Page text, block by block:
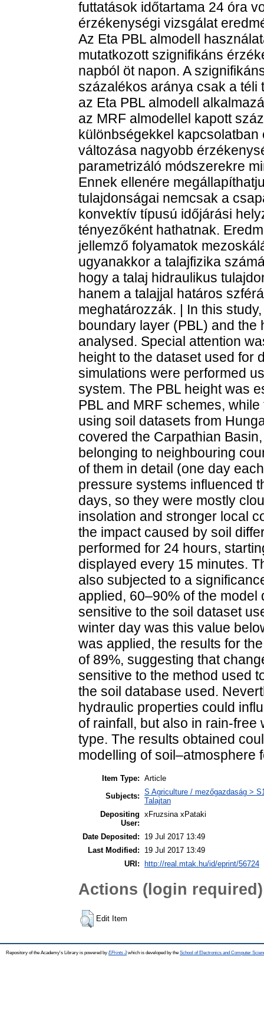
futtatások időtartama 24 óra
érzékenységi vizsgálat
Az Eta PBL almodell
mutatkozott szignifikáns
napból öt napon. A
százalékos aránya csak a téli
az Eta PBL almodell
az MRF almodellel kapott
különbségekkel
változása nagyobb
parametrizáló módszerekre
Ennek ellenére
tulajdonságai nemcsak a
konvektív típusú időjárási
tényezőként hathatnak.
jellemző folyamatok
ugyanakkor a talajfizika
hogy a talaj hidraulikus
hanem a talajjal határos
meghatározzák. | In this
boundary layer (PBL) and
analysed. Special attention
height to the dataset used for
simulations were performed
system. The PBL height was
PBL and MRF schemes,
using soil datasets from
covered the Carpathian
belonging to neighbouring
of them in detail (one day
pressure systems influenced
days, so they were mostly
insolation and stronger local
the impact caused by soil
performed for 24 hours,
displayed every 15 minutes.
also subjected to a
applied, 60–90% of the
sensitive to the soil dataset
winter day was this value
was applied, the results for
of 89%, suggesting that
sensitive to the method used
the soil database used.
hydraulic properties could
of rainfall, but also in rain-
type. The results obtained
modelling of soil–atmosphere
Item Type: Article
Subjects: S Agriculture / mezőgazdaság >
Talajtan
Depositing
User:
xFruzsina xPataki
Date Deposited:
19 Jul 2017 13:49
Last Modified:
19 Jul 2017 13:49
URI:
http://real.mtak.hu/id/eprint/56724
Actions (login required)
Edit Item
Repository of the Academy's Library is powered by EPrints 3which is developed by the School of Electronics and Computer